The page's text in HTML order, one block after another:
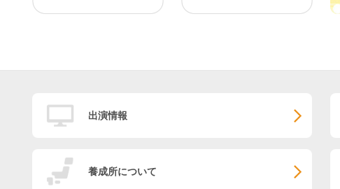
出演情報
養成所について